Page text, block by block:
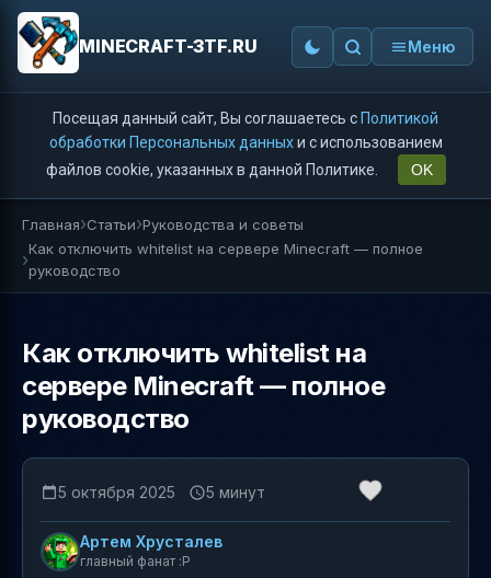
MINECRAFT-3TF.RU Меню
Посещая данный сайт, Вы соглашаетесь с Политикой
обработки Персональных данныхи с использованием
файлов cookie, указанных в данной Политике.
OK
Главная Статьи Руководства и советы
Как отключить whitelist на сервере Minecraft — полное
руководство
Как отключить whitelist на
сервере Minecraft — полное
руководство
5 октября 2025 5 минут
Артем Хрусталев
главный фанат :P